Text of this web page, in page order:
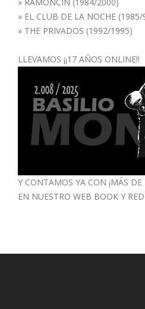
» RAMONCIN (1984/2000)
» EL CLUB DE LA NOCHE (1985/
» THE PRIVADOS (1992/1995)
LLEVAMOS ¡¡17 AÑOS ONLINE!!
Y CONTAMOS YA CON ¡MÁS DE
EN NUESTRO WEB BOOK Y